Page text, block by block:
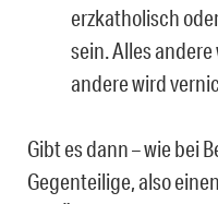
erzkatholisch
sein. Alles
andere wird
Gibt es dann – wie bei
Gegenteilige, also